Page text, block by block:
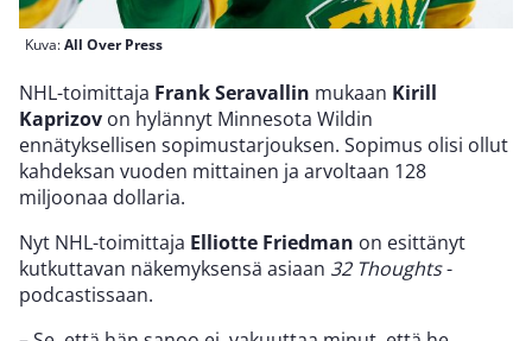
Kuva:All Over Press
NHL-toimittaja Frank Seravallin mukaan Kirill
Kaprizov on hylännyt Minnesota Wildin
ennätyksellisen sopimustarjouksen. Sopimus olisi ollut
kahdeksan vuoden mittainen ja arvoltaan 128
miljoonaa dollaria.
Nyt NHL-toimittaja Elliotte Friedman on esittänyt
kutkuttavan näkemyksensä asiaan 32 Thoughts-
podcastissaan.